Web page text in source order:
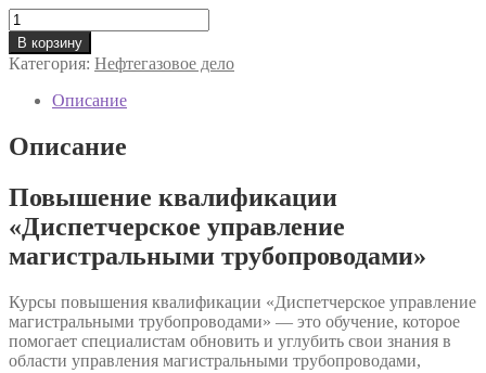
Количество
товара
Курс
«Диспетчерское
управление
магистральными
трубопроводами»
В корзину
Категория: Нефтегазовое дело
Описание
Описание
Повышение квалификации
«Диспетчерское управление
магистральными трубопроводами»
Курсы повышения квалификации «Диспетчерское управление
магистральными трубопроводами» — это обучение, которое
помогает специалистам обновить и углубить свои знания в
области управления магистральными трубопроводами,